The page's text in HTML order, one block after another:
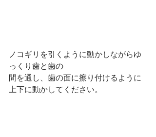
ノコギリを引くように動かしながらゆ
っくり歯と歯の
間を通し、歯の面に擦り付けるように
上下に動かしてください。